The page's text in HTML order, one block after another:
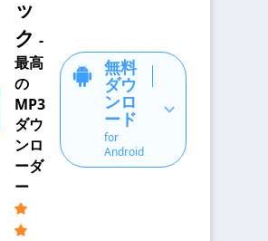
ッ
ク -
最高
の
MP3
ダウ
ンロ
ーダ
ー
無料
ダウ
ンロ
ード
for
Android